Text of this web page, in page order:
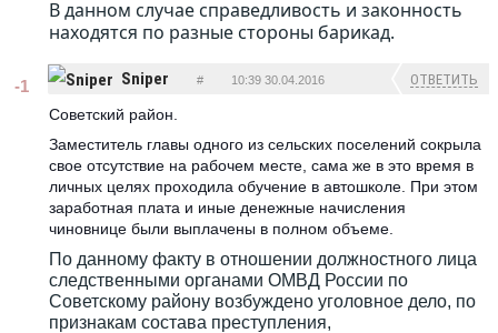
В данном случае справедливость и законность
находятся по разные стороны барикад.
-1 Sniper # 10:39 30.04.2016 ОТВЕТИТЬ
Советский район.
Заместитель главы одного из сельских поселений сокрыла
свое отсутствие на рабочем месте, сама же в это время в
личных целях проходила обучение в автошколе. При этом
заработная плата и иные денежные начисления
чиновнице были выплачены в полном объеме.
По данному факту в отношении должностного лица
следственными органами ОМВД России по
Советскому району возбуждено уголовное дело, по
признакам состава преступления,